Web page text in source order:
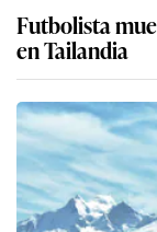
Futbolista
en Tailandia